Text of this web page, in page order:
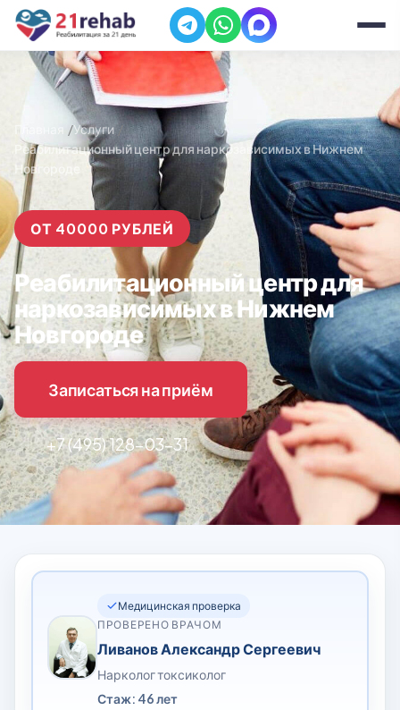
Главная
Услуги
Реабилитационный центр для наркозависимых в Нижнем
Новгороде
ОТ 40000 РУБЛЕЙ
Реабилитационный центр для
наркозависимых в Нижнем
Новгороде
Записаться на приём
+7 (495) 128-03-31
Медицинская проверка
ПРОВЕРЕНО ВРАЧОМ
Ливанов Александр Сергеевич
Нарколог токсиколог
Стаж: 46 лет